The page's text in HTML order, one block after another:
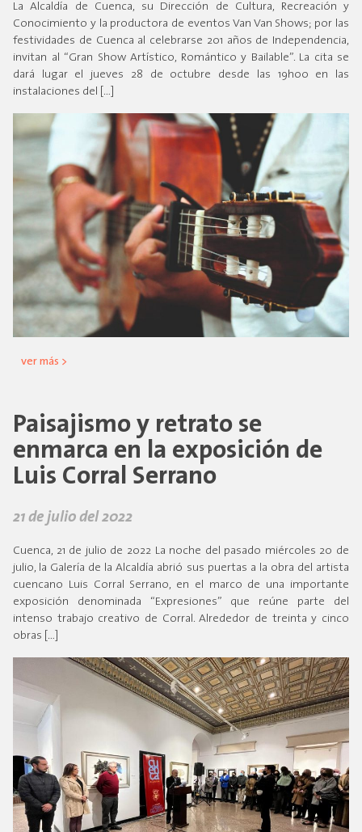
La Alcaldía de Cuenca, su Dirección de Cultura, Recreación y
Conocimiento y la productora de eventos Van Van Shows; por las
festividades de Cuenca al celebrarse 201 años de Independencia,
invitan al “Gran Show Artístico, Romántico y Bailable”. La cita se
dará lugar el jueves 28 de octubre desde las 19h00 en las
instalaciones del […]
ver más >
Paisajismo y retrato se
enmarca en la exposición de
Luis Corral Serrano
21 de julio del 2022
Cuenca, 21 de julio de 2022 La noche del pasado miércoles 20 de
julio, la Galería de la Alcaldía abrió sus puertas a la obra del artista
cuencano Luis Corral Serrano, en el marco de una importante
exposición denominada “Expresiones” que reúne parte del
intenso trabajo creativo de Corral. Alrededor de treinta y cinco
obras […]